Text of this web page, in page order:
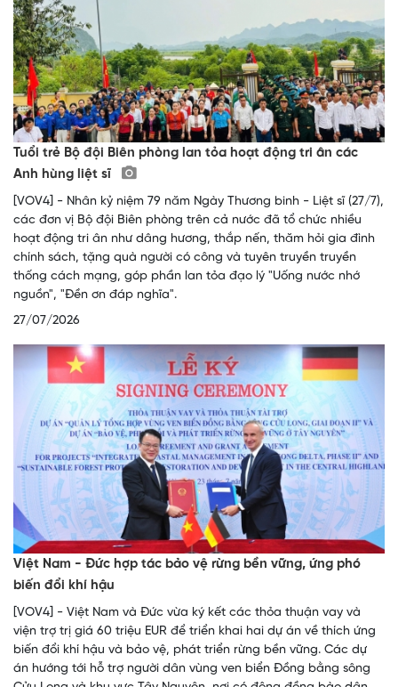
Tuổi trẻ Bộ đội Biên phòng lan tỏa hoạt động tri ân các
Anh hùng liệt sĩ
[VOV4] - Nhân kỷ niệm 79 năm Ngày Thương binh - Liệt sĩ (27/7),
các đơn vị Bộ đội Biên phòng trên cả nước đã tổ chức nhiều
hoạt động tri ân như dâng hương, thắp nến, thăm hỏi gia đình
chính sách, tặng quà người có công và tuyên truyền truyền
thống cách mạng, góp phần lan tỏa đạo lý "Uống nước nhớ
nguồn", "Đền ơn đáp nghĩa".
27/07/2026
Việt Nam - Đức hợp tác bảo vệ rừng bền vững, ứng phó
biến đổi khí hậu
[VOV4] - Việt Nam và Đức vừa ký kết các thỏa thuận vay và
viện trợ trị giá 60 triệu EUR để triển khai hai dự án về thích ứng
biến đổi khí hậu và bảo vệ, phát triển rừng bền vững. Các dự
án hướng tới hỗ trợ người dân vùng ven biển Đồng bằng sông